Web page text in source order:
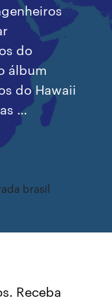
do
álbum
do Hawaii
…
brasil
Receba